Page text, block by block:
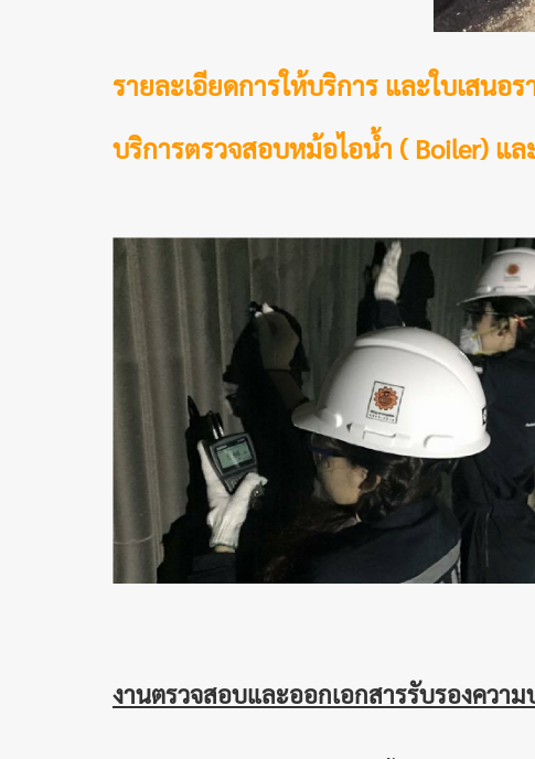
รายละเอียดการให้บริการ และใบเสนอร
บริการตรวจสอบหม้อไอน้ำ ( Boiler) แล
งานตรวจสอบและออกเอกสารรับรองควา